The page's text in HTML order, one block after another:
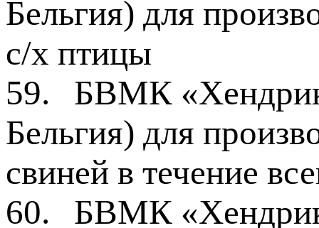
Бельгия) для
с/х птицы
59.
БВМК
Бельгия) для
свиней в течение
60.
БВМК